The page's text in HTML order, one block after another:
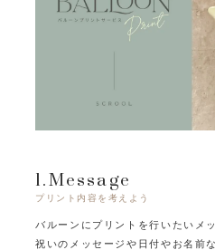
1.Message
プリント内容を考えよう
バルーンにプリントを行いたいメ
祝いのメッセージや日付やお名前